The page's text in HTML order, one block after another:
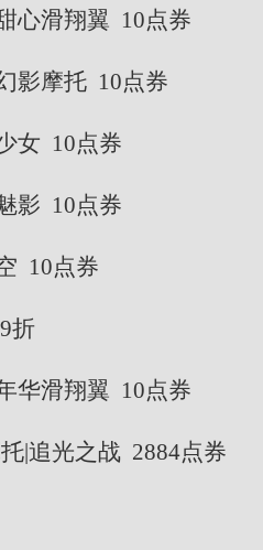
心滑翔翼 10点券
影摩托 10点券
女 10点券
影 10点券
10点券
折
华滑翔翼 10点券
|追光之战 2884点券